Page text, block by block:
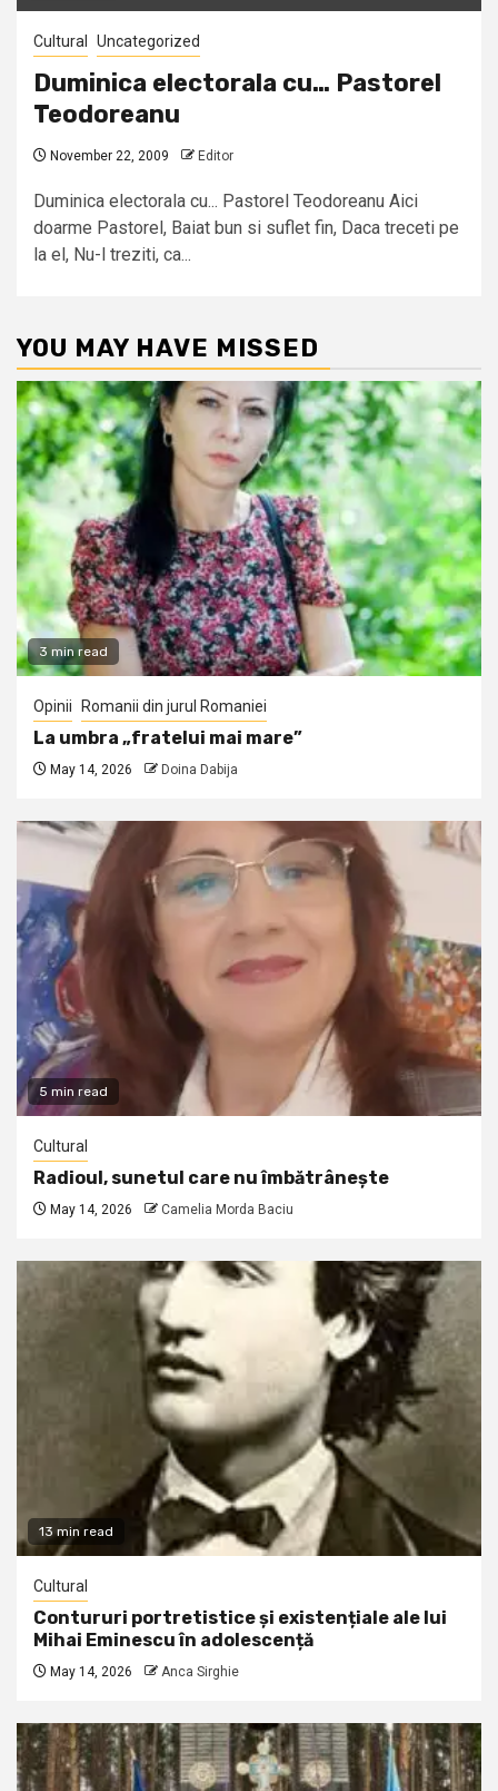
Cultural Uncategorized
Duminica electorala cu… Pastorel
Teodoreanu
November 22, 2009 Editor
Duminica electorala cu... Pastorel Teodoreanu Aici
doarme Pastorel, Baiat bun si suflet fin, Daca treceti pe
la el, Nu-l treziti, ca...
YOU MAY HAVE MISSED
3 min read
Opinii Romanii din jurul Romaniei
La umbra „fratelui mai mare”
May 14, 2026 Doina Dabija
5 min read
Cultural
Radioul, sunetul care nu îmbătrânește
May 14, 2026 Camelia Morda Baciu
13 min read
Cultural
Contururi portretistice și existențiale ale lui
Mihai Eminescu în adolescență
May 14, 2026 Anca Sirghie